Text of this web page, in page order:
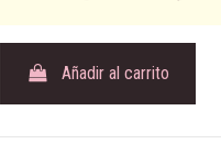
Añadir al carrito